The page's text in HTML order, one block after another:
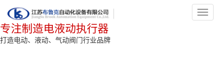
专注制造电液动执行器
打造电动、液动、气动阀门行业品牌